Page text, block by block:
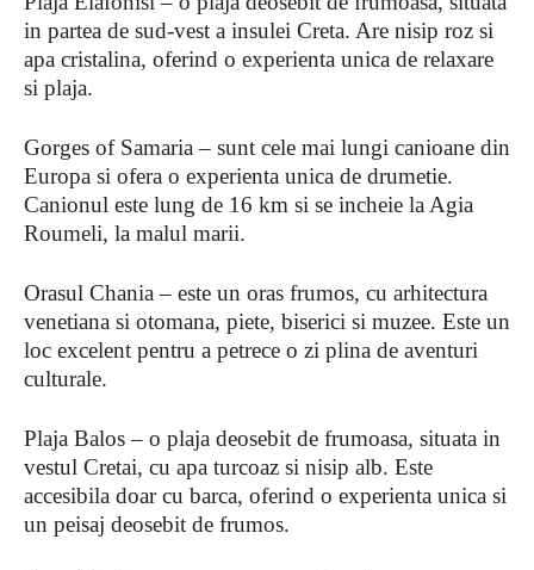
in partea de sud-vest a insulei Creta. Are nisip roz si
apa cristalina, oferind o experienta unica de relaxare
si plaja.
Gorges of Samaria – sunt cele mai lungi canioane din
Europa si ofera o experienta unica de drumetie.
Canionul este lung de 16 km si se incheie la Agia
Roumeli, la malul marii.
Orasul Chania – este un oras frumos, cu arhitectura
venetiana si otomana, piete, biserici si muzee. Este un
loc excelent pentru a petrece o zi plina de aventuri
culturale.
Plaja Balos – o plaja deosebit de frumoasa, situata in
vestul Cretai, cu apa turcoaz si nisip alb. Este
accesibila doar cu barca, oferind o experienta unica si
un peisaj deosebit de frumos.